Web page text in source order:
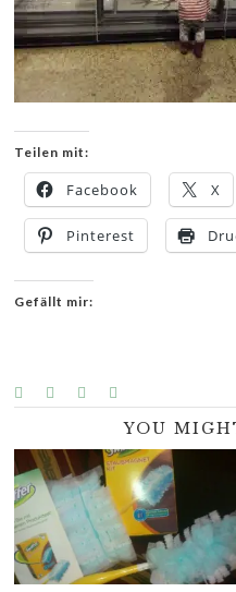
Teilen mit:
Facebook X
Pinterest
Gefällt mir:
YOU